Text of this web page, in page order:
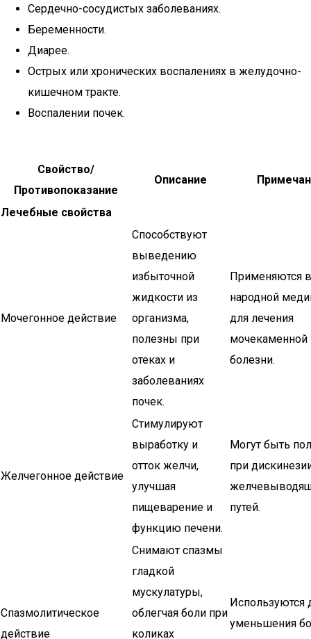
Сердечно-сосудистых заболеваниях.
Беременности.
Диарее.
Острых или хронических воспалениях в желудочно-
кишечном тракте.
Воспалении почек.
Свойство/
Противопоказание
Описание
Лечебные свойства
Мочегонное действие
Способствуют
выведению
избыточной
жидкости из
организма,
полезны при
отеках и
заболеваниях
почек.
Применяются в
народной
для лечения
мочекаменной
болезни.
Желчегонное действие
Стимулируют
выработку и
отток желчи,
улучшая
пищеварение и
функцию печени.
Могут быть
при
путей.
Спазмолитическое
действие
Снимают спазмы
гладкой
мускулатуры,
облегчая боли при
коликах
Используются
уменьшения